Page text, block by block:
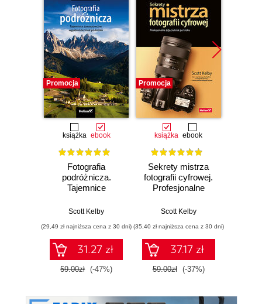
Promocja
książka ebook
Fotografia
podróżnicza.
Tajemnice
wyjaśnione krok po
Scott Kelby
(29,49 zł najniższa cena z 30 dni)
31.27 zł
59.00zł (-47%)
Promocja
książka ebook
Sekrety mistrza
fotografii cyfrowej.
Profesjonalne
kroku
Scott Kelby
(35,40 zł najniższa cena z 30 dni)
37.17 zł
59.00zł (-37%)